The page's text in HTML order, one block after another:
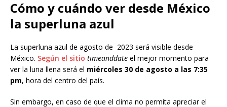
Cómo y cuándo ver desde México
la superluna azul
La superluna azul de agosto de 2023 será visible desde
México. Según el sitio timeanddate el mejor momento para
ver la luna llena será el miércoles 30 de agosto a las 7:35
pm, hora del centro del país.
Sin embargo, en caso de que el clima no permita apreciar el